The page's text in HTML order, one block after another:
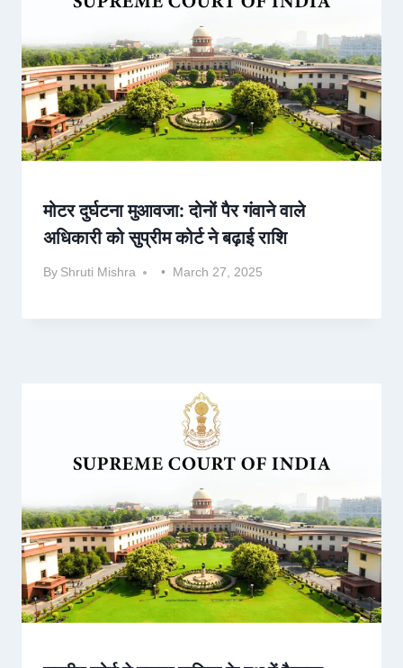
मोटर दुर्घटना मुआवजा: दोनों पैर गंवाने वाले
अधिकारी को सुप्रीम कोर्ट ने बढ़ाई राशि
By Shruti Mishra March 27, 2025